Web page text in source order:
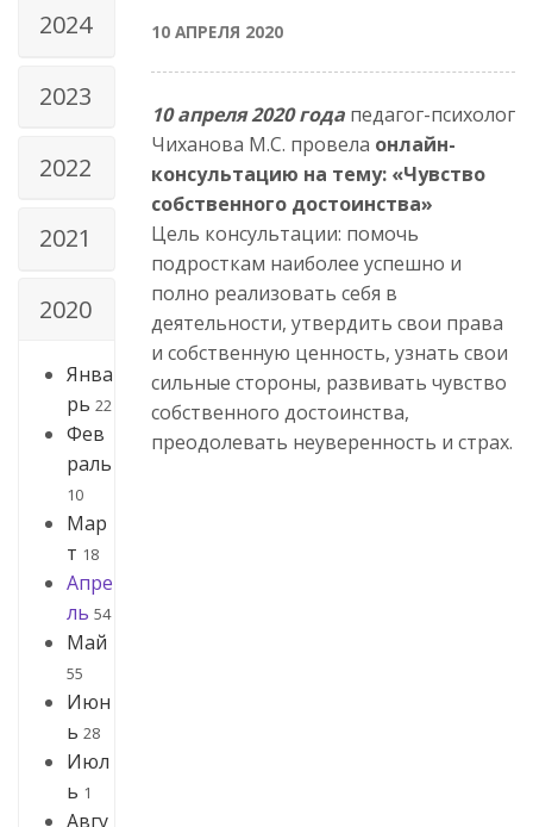
2024
2023
2022
2021
2020
Янва
рь 22
Фев
раль
10
Мар
т 18
Апре
ль 54
Май
55
Июн
ь 28
Июл
ь 1
Авгу
10 АПРЕЛЯ 2020
10 апреля 2020 года педагог-психолог
Чиханова М.С. провела онлайн-
консультацию на тему: «Чувство
собственного достоинства»
Цель консультации: помочь
подросткам наиболее успешно и
полно реализовать себя в
деятельности, утвердить свои права
и собственную ценность, узнать свои
сильные стороны, развивать чувство
собственного достоинства,
преодолевать неуверенность и страх.